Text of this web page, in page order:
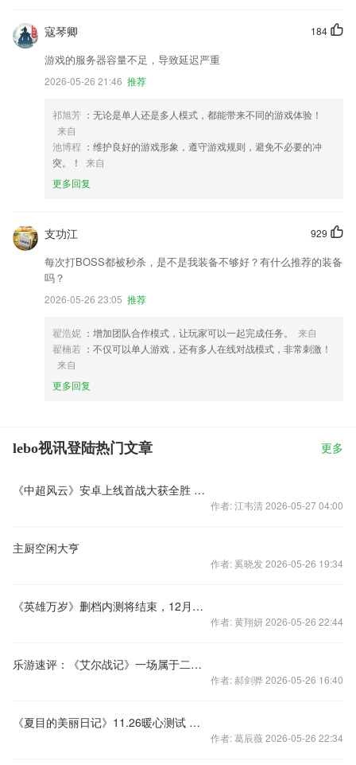
184
寇琴卿
游戏的服务器容量不足，导致延迟严重
2026-05-26 21:46 推荐
祁旭芳 ：无论是单人还是多人模式，都能带来不同的游戏体验！
来自
池博程 ：维护良好的游戏形象，遵守游戏规则，避免不必要的冲
突。！
来自
更多回复
929
支功江
每次打BOSS都被秒杀，是不是我装备不够好？有什么推荐的装备
吗？
2026-05-26 23:05 推荐
翟浩妮 ：增加团队合作模式，让玩家可以一起完成任务。
来自
翟楠若 ：不仅可以单人游戏，还有多人在线对战模式，非常刺激！
来自
更多回复
lebo视讯登陆热门文章 更多
《中超风云》安卓上线首战大获全胜 为恒大亚冠助威！
作者: 江韦清 2026-05-27 04:00
主厨空闲大亨
作者: 奚晓发 2026-05-26 19:34
《英雄万岁》删档内测将结束，12月不删档上线！
作者: 黄翔妍 2026-05-26 22:44
乐游速评：《艾尔战记》一场属于二次元的T台秀
作者: 郝剑骅 2026-05-26 16:40
《夏目的美丽日记》11.26暖心测试 五大特色华丽来袭
作者: 葛辰薇 2026-05-26 22:34